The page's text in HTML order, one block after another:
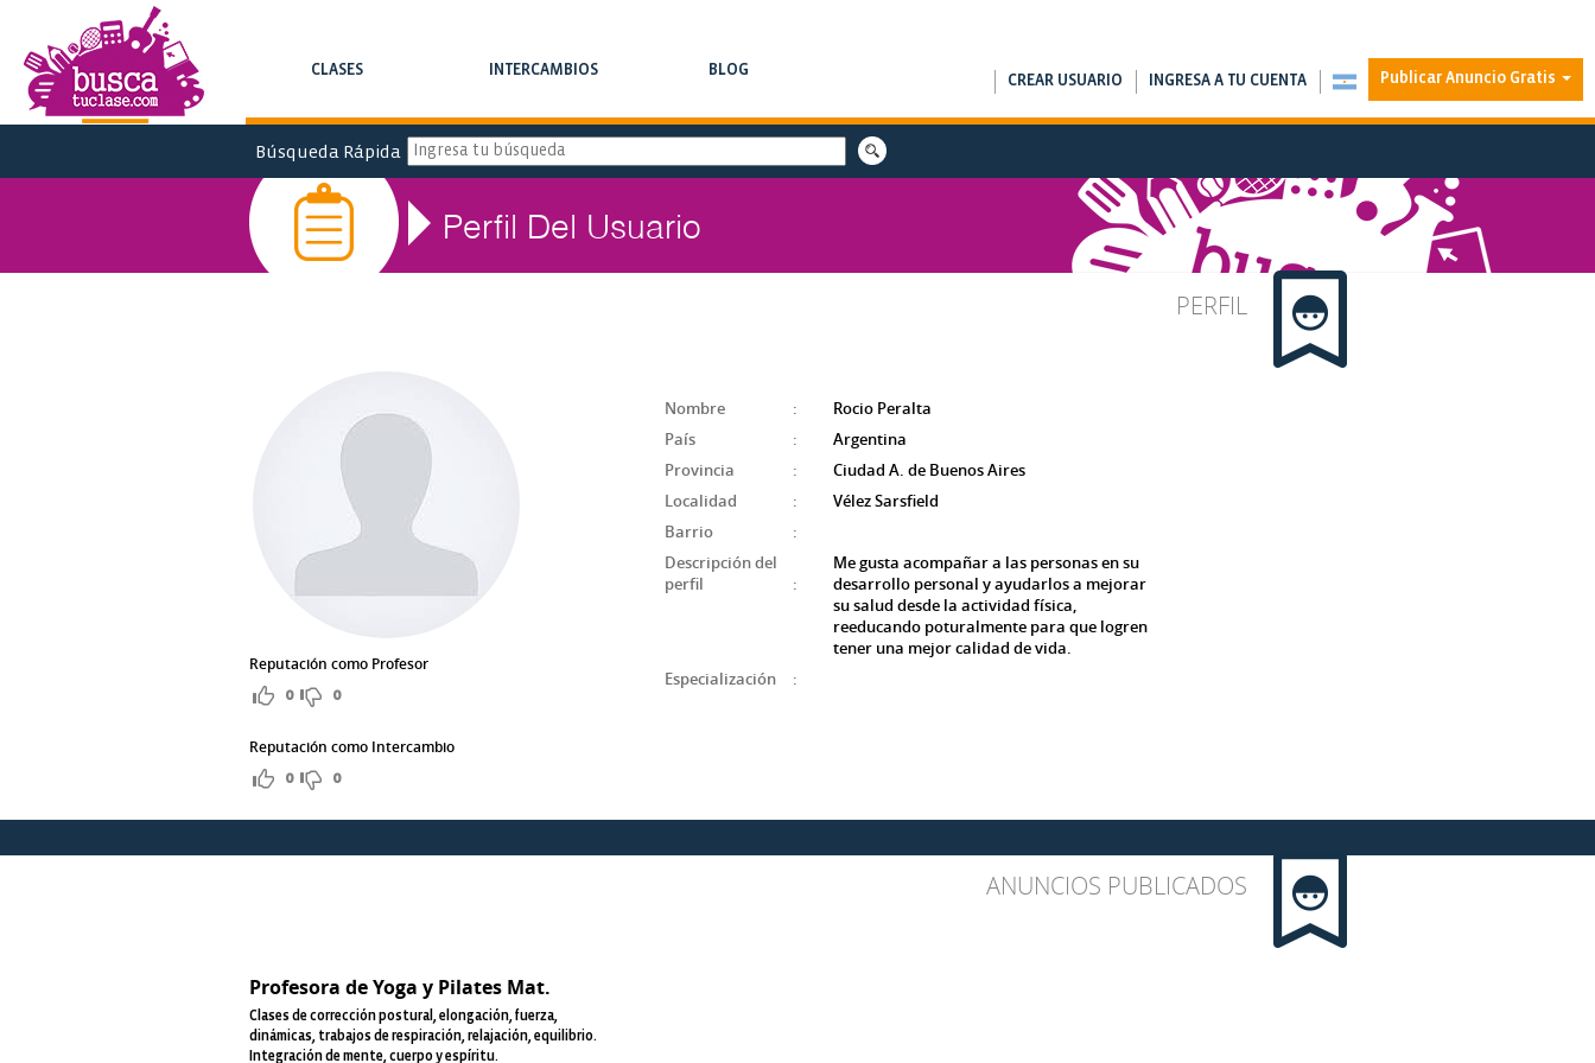
CLASES INTERCAMBIOS BLOG
Publicar Anuncio Gratis
CREAR USUARIO INGRESA A TU CUENTA
Búsqueda Rápida
Perfil Del Usuario
PERFIL
Reputación como Profesor
0 0
Reputación como Intercambio
0 0
Nombre :
Rocio Peralta
País
:
Argentina
Provincia
:
Ciudad A. de Buenos Aires
Localidad
:
Vélez Sarsfield
Barrio
:
Descripción del
perfil
:
Me gusta acompañar a las personas en su
desarrollo personal y ayudarlos a mejorar
su salud desde la actividad física,
reeducando poturalmente para que logren
tener una mejor calidad de vida.
Especialización
:
ANUNCIOS PUBLICADOS
Profesora de Yoga y Pilates Mat.
Clases de corrección postural, elongación, fuerza,
dinámicas, trabajos de respiración, relajación, equilibrio.
Integración de mente, cuerpo y espíritu.